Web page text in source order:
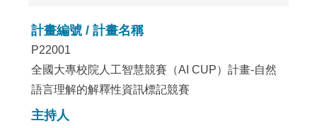
計畫編號 / 計畫名稱
P22001
全國大專校院人工智慧競賽（AI CUP）計畫-自然
語言理解的解釋性資訊標記競賽
主持人